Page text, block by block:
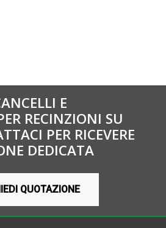
E
RECINZIONI SU
PER RICEVERE
DEDICATA
QUOTAZIONE